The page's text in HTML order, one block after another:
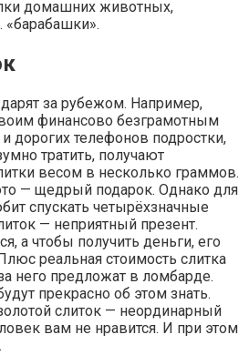
домашних животных,
«барабашки».
за рубежом. Например,
финансово безграмотным
дорогих телефонов подростки,
тратить, получают
весом в несколько граммов.
— щедрый подарок. Однако для
спускать четырёхзначные
— неприятный презент.
а чтобы получить деньги, его
реальная стоимость слитка
него предложат в ломбарде.
прекрасно об этом знать.
слиток — неординарный
вам не нравится. И при этом